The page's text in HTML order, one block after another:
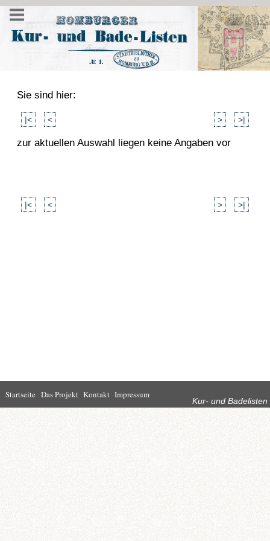
Sie sind hier:
|< < > >|
zur aktuellen Auswahl liegen keine Angaben vor
|< < > >|
Startseite
Leben in Bad
Homburg
Rathaus
Kultur Wirtschaft
Kur und
Tourismus
Kur- und Badelisten
Startseite Das Projekt Kontakt Impressum